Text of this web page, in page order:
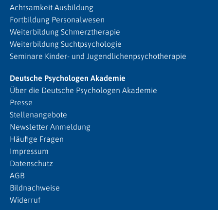
Achtsamkeit Ausbildung
Fortbildung Personalwesen
Weiterbildung Schmerztherapie
Weiterbildung Suchtpsychologie
Seminare Kinder- und Jugendlichenpsychotherapie
Deutsche Psychologen Akademie
Über die Deutsche Psychologen Akademie
Presse
Stellenangebote
Newsletter Anmeldung
Häufige Fragen
Impressum
Datenschutz
AGB
Bildnachweise
Widerruf